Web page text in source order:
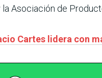
la Asociación de
Cartes lidera con